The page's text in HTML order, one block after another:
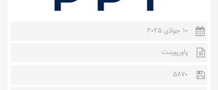
10 جولای 2025
پاورپوینت
5870